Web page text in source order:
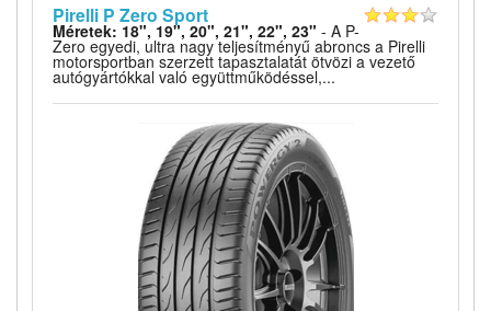
Pirelli P Zero Sport
Méretek: 18", 19", 20", 21", 22", 23" - A P-
Zero egyedi, ultra nagy teljesítményű abroncs a Pirelli
motorsportban szerzett tapasztalatát ötvözi a vezető
autógyártókkal való együttműködéssel,...